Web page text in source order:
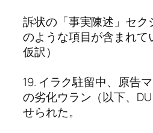
訴状の「事実陳述」セク
のような項目が含まれて
仮訳）
19. イラク駐留中、原告
の劣化ウラン（以下、
せられた。